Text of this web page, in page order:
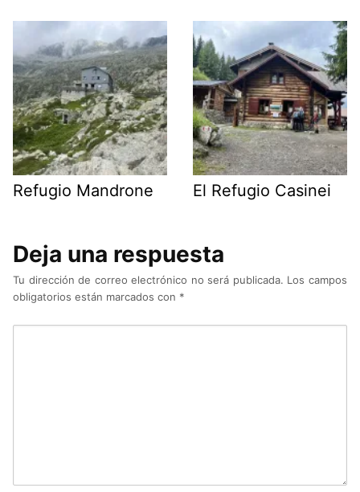
Refugio Mandrone El Refugio Casinei
Deja una respuesta
Tu dirección de correo electrónico no será publicada. Los campos
obligatorios están marcados con *